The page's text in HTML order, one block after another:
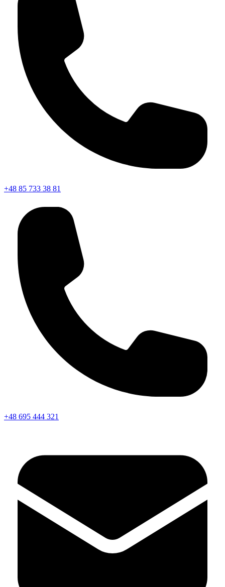
+48 85 733 38 81
+48 695 444 321